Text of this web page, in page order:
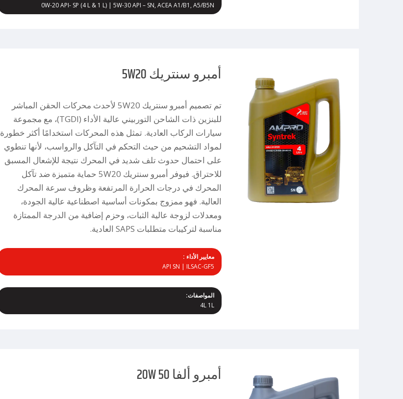
0W-20 API- SP (4 L & 1 L) | 5W-30 API – SN, ACEA A1/B1, A5/B5N
أمبرو سنتريك 5W20
تم تصميم أمبرو سنتريك 5W20 لأحدث محركات الحقن المباشر
للبنزين ذات الشاحن التوربيني عالية الأداء (TGDI)، مع مجموعة
سيارات الركاب العادية. تمثل هذه المحركات استخدامًا أكثر خطورة
لمواد التشحيم من حيث التحكم في التآكل والرواسب، لأنها تنطوي
على احتمال حدوث تلف شديد في المحرك نتيجة للإشعال المسبق
للاحتراق. فيوفر أمبرو سنتريك 5W20 حماية متميزة ضد تآكل
المحرك في درجات الحرارة المرتفعة وظروف سرعة المحرك
العالية. فهو ممزوج بمكونات أساسية اصطناعية عالية الجودة،
ومعدلات لزوجة عالية الثبات، وحزم إضافية من الدرجة الممتازة
مناسبة لتركيبات متطلبات SAPS العادية.
معايير الأداء :
API SN | ILSAC-GF5
المواصفات:
4L 1L
أمبرو ألفا 20W 50